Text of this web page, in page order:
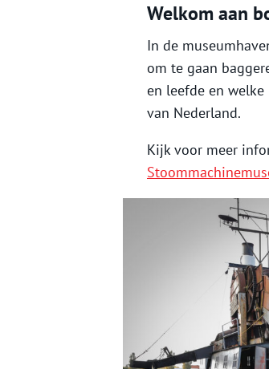
Welkom aan
In de
om te gaan
en leefde en
van Nederland.
Kijk voor meer